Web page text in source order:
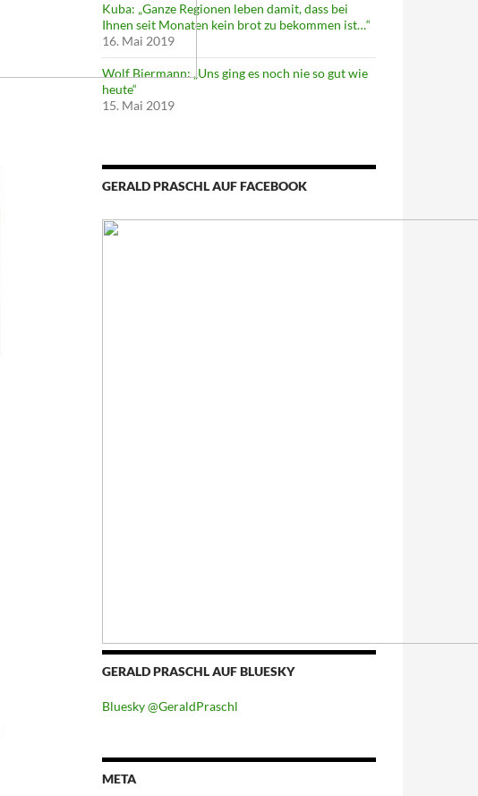
Kuba: „Ganze Regionen leben damit, dass bei
Ihnen seit Monaten kein brot zu bekommen ist…“
16. Mai 2019
Wolf Biermann: „Uns ging es noch nie so gut wie
heute“
15. Mai 2019
GERALD PRASCHL AUF FACEBOOK
GERALD PRASCHL AUF BLUESKY
Bluesky @GeraldPraschl
META